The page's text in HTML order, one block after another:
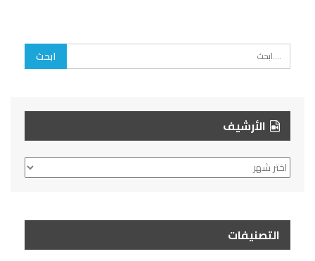
الأرشيف
الأرشيف
التصنيفات